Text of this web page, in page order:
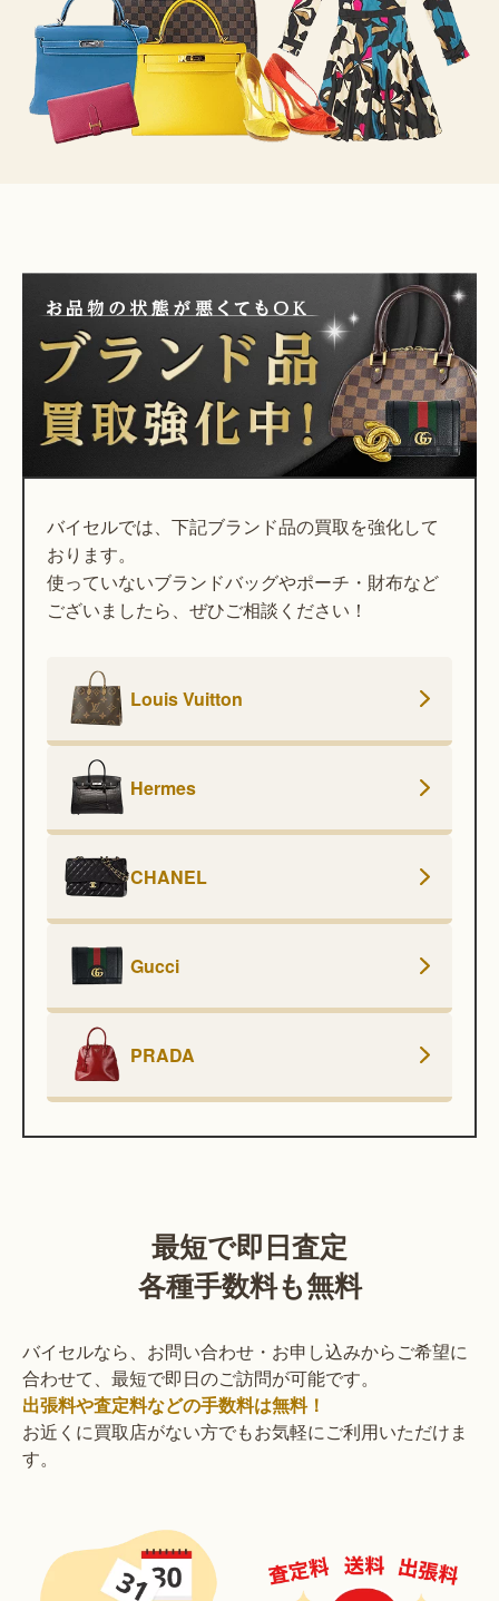
バイセルでは、下記ブランド品の買取を強化して
おります。
使っていないブランドバッグやポーチ・財布など
ございましたら、ぜひご相談ください！
Louis Vuitton
Hermes
CHANEL
Gucci
PRADA
最短で即日査定
各種手数料も無料
バイセルなら、お問い合わせ・お申し込みからご希望に
合わせて、最短で即日のご訪問が可能です。
出張料や査定料などの手数料は無料！
お近くに買取店がない方でもお気軽にご利用いただけま
す。